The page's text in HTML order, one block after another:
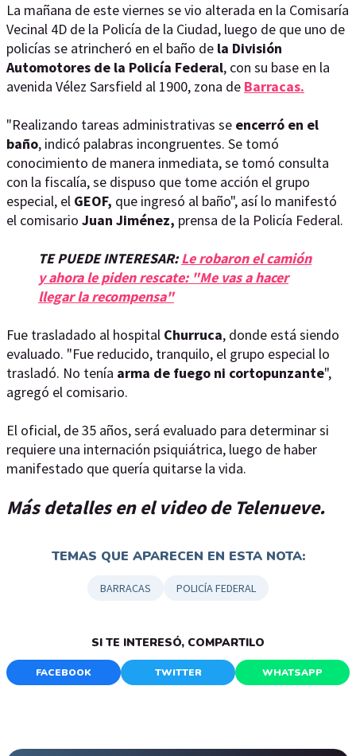
La mañana de este viernes se vio alterada en la Comisaría
Vecinal 4D de la Policía de la Ciudad, luego de que uno de
policías se atrincheró en el baño de la División
Automotores de la Policía Federal, con su base en la
avenida Vélez Sarsfield al 1900, zona de Barracas.
"Realizando tareas administrativas se encerró en el
baño, indicó palabras incongruentes. Se tomó
conocimiento de manera inmediata, se tomó consulta
con la fiscalía, se dispuso que tome acción el grupo
especial, el GEOF, que ingresó al baño", así lo manifestó
el comisario Juan Jiménez, prensa de la Policía Federal.
TE PUEDE INTERESAR:Le robaron el camión
y ahora le piden rescate: "Me vas a hacer
llegar la recompensa"
Fue trasladado al hospital Churruca, donde está siendo
evaluado. "Fue reducido, tranquilo, el grupo especial lo
trasladó. No tenía arma de fuego ni cortopunzante",
agregó el comisario.
El oficial, de 35 años, será evaluado para determinar si
requiere una internación psiquiátrica, luego de haber
manifestado que quería quitarse la vida.
Más detalles en el video de Telenueve.
TEMAS QUE APARECEN EN ESTA NOTA:
BARRACAS POLICÍA FEDERAL
SI TE INTERESÓ, COMPARTILO
FACEBOOK TWITTER WHATSAPP